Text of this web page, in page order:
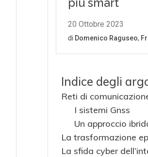
Indice degli
Reti di
I sistemi Gnss
Un approccio
La trasformazione
La sfida cyber